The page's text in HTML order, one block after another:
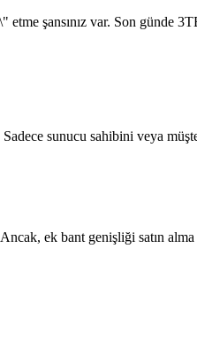
etme şansınız var. Son günde
sunucu sahibini veya
ek bant genişliği satın